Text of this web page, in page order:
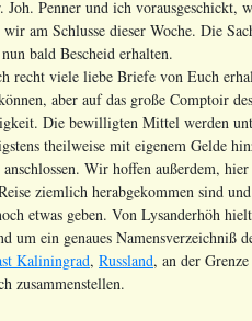
Joh. Penner und ich
am Schlusse dieser Woche. Die
bald Bescheid erhalten.
recht viele liebe Briefe von Euch
aber auf das große Comptoir
Die bewilligten Mittel werden
theilweise mit eigenem Gelde
Wir hoffen außerdem,
ziemlich herabgekommen sind
etwas geben. Von Lysanderhöh
um ein genaues
Kaliningrad, Russland, an der
zusammenstellen.